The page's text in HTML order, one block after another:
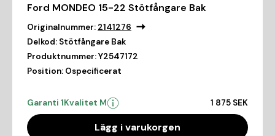
Ford MONDEO 15-22 Stötfångare Bak
Originalnummer: 2141276
Delkod: Stötfångare Bak
Produktnummer:Y2547172
Position: Ospecificerat
Garanti 1Kvalitet M 1 875 SEK
Lägg i varukorgen